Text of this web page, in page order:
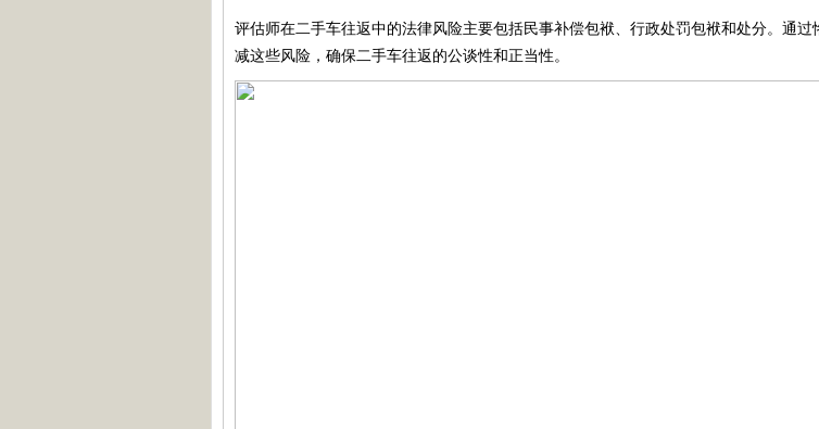
评估师在二手车往返中的法律风险主要包括民事补偿包袱、行政处罚包袱和处分。通
减这些风险，确保二手车往返的公谈性和正当性。